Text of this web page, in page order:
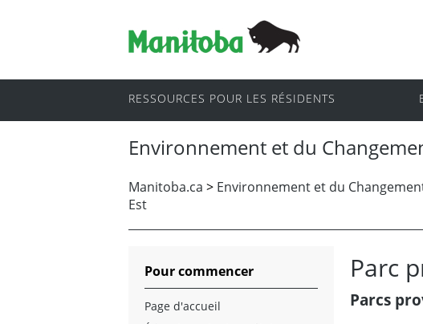
RESSOURCES POUR LES RÉSIDENTS
Environnement et du
Manitoba.ca > Environnement et du
Est
Parc
Parcs
Pour commencer
Page d'accueil